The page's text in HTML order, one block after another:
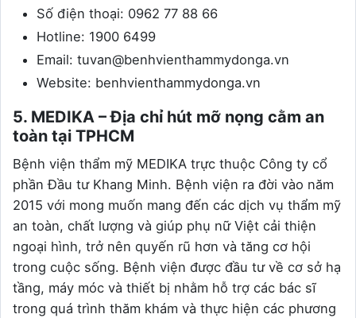
Số điện thoại: 0962 77 88 66
Hotline: 1900 6499
Email: tuvan@benhvienthammydonga.vn
Website: benhvienthammydonga.vn
5. MEDIKA – Địa chỉ hút mỡ nọng cằm an
toàn tại TPHCM
Bệnh viện thẩm mỹ MEDIKA trực thuộc Công ty cổ
phần Đầu tư Khang Minh. Bệnh viện ra đời vào năm
2015 với mong muốn mang đến các dịch vụ thẩm mỹ
an toàn, chất lượng và giúp phụ nữ Việt cải thiện
ngoại hình, trở nên quyến rũ hơn và tăng cơ hội
trong cuộc sống. Bệnh viện được đầu tư về cơ sở hạ
tầng, máy móc và thiết bị nhằm hỗ trợ các bác sĩ
trong quá trình thăm khám và thực hiện các phương